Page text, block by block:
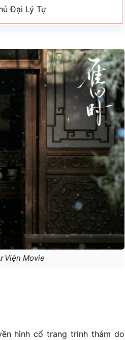
Đại Lý Tự
Viện Movie
hình cổ trang trinh thám do